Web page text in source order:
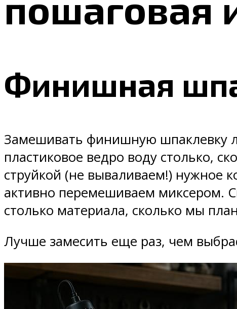
Финишная
Замешивать финишную шпаклевку
пластиковое ведро воду столько,
струйкой (не вываливаем!) нужное
активно перемешиваем миксером.
столько материала, сколько мы
Лучше замесить еще раз, чем